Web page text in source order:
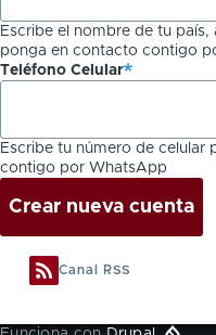
Escribe el nombre de tu
ponga en contacto contigo
Teléfono Celular
Escribe tu número de celular
contigo por WhatsApp
Canal RSS